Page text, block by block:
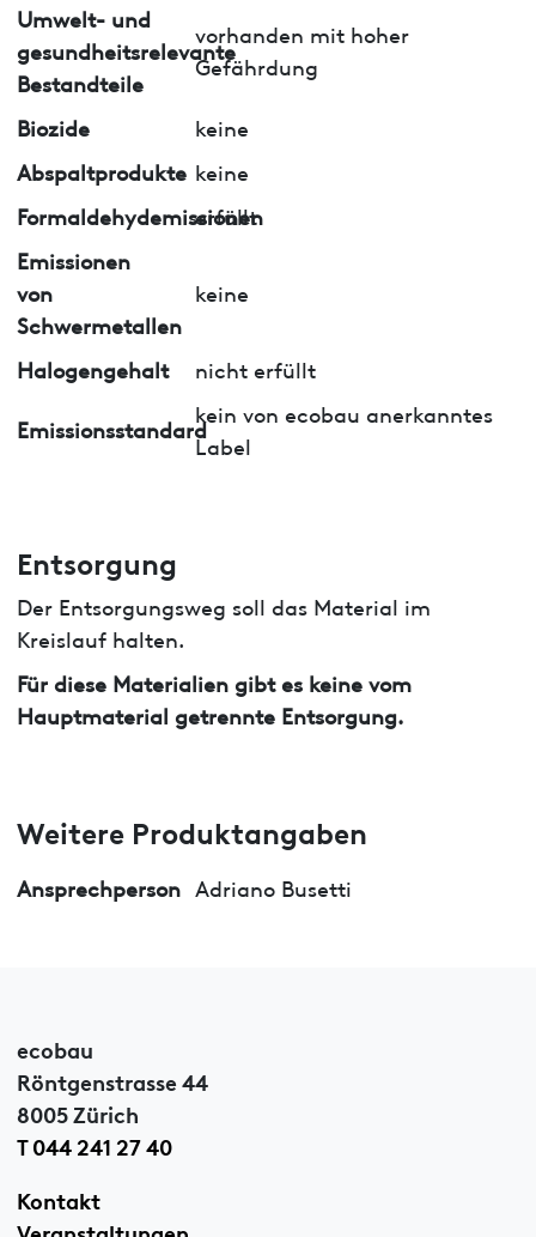
Umwelt- und
gesundheitsrelevante
Bestandteile
vorhanden mit hoher
Gefährdung
Biozide
keine
Abspaltprodukte keine
Formaldehydemissionen
erfüllt
Emissionen
von
Schwermetallen
keine
Halogengehalt nicht erfüllt
Emissionsstandard
kein von ecobau anerkanntes
Label
Entsorgung
Der Entsorgungsweg soll das Material im
Kreislauf halten.
Für diese Materialien gibt es keine vom
Hauptmaterial getrennte Entsorgung.
Weitere Produktangaben
Ansprechperson Adriano Busetti
ecobau
Röntgenstrasse 44
8005 Zürich
T 044 241 27 40
Kontakt
Veranstaltungen